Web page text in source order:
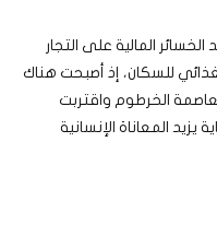
المالية على التجار
للسكان، إذ أصبحت هناك
الخرطوم واقتربت
المعاناة الإنسانية